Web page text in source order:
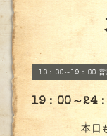
10：00～19：00 営
19：00～24
本日